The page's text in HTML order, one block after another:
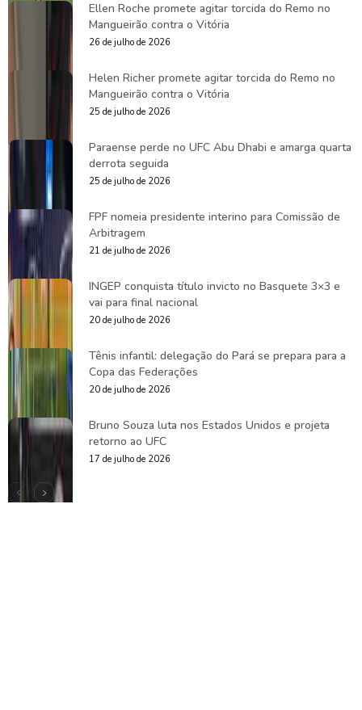
Ellen Roche promete agitar torcida do Remo no
Mangueirão contra o Vitória
26 de julho de 2026
Helen Richer promete agitar torcida do Remo no
Mangueirão contra o Vitória
25 de julho de 2026
Paraense perde no UFC Abu Dhabi e amarga quarta
derrota seguida
25 de julho de 2026
FPF nomeia presidente interino para Comissão de
Arbitragem
21 de julho de 2026
INGEP conquista título invicto no Basquete 3×3 e
vai para final nacional
20 de julho de 2026
Tênis infantil: delegação do Pará se prepara para a
Copa das Federações
20 de julho de 2026
Bruno Souza luta nos Estados Unidos e projeta
retorno ao UFC
17 de julho de 2026